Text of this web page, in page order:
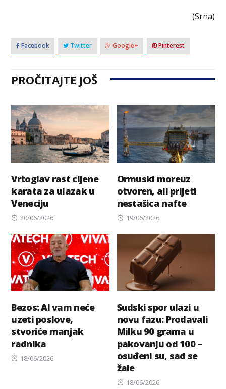
(Srna)
Facebook Twitter Google+ Pinterest
PROČITAJTE JOŠ
Vrtoglav rast cijene
karata za ulazak u
Veneciju
Posted
20/06/2026
Ormuski moreuz
otvoren, ali prijeti
nestašica nafte
Posted
19/06/2026
Bezos: AI vam neće
uzeti poslove,
stvoriće manjak
radnika
Posted
18/06/2026
Sudski spor ulazi u
novu fazu: Prodavali
Milku 90 grama u
pakovanju od 100 –
osuđeni su, sad se
žale
Posted
18/06/2026